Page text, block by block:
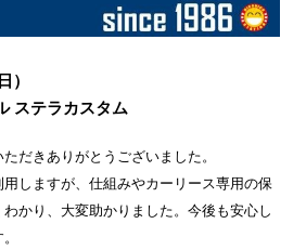
）
ステラカスタム
だきありがとうございました。
しますが、仕組みやカーリース専用の保
かり、大変助かりました。今後も安心し